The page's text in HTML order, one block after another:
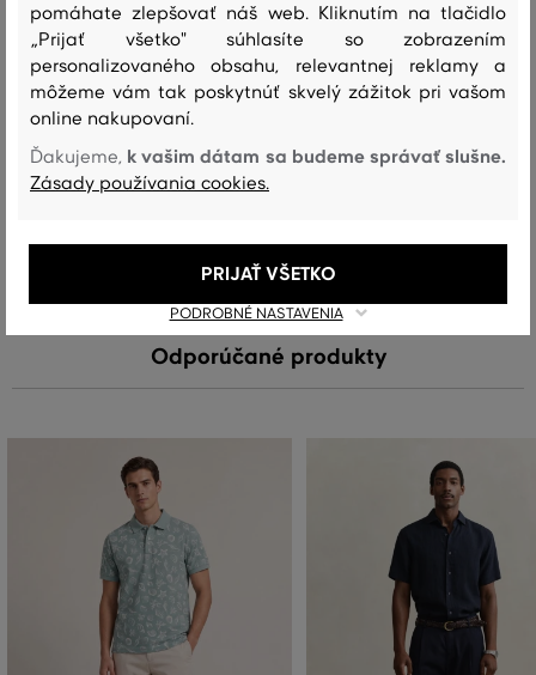
podšívka vrecka
POLYESTER
65 %
BAVLNA
35 %
Starostlivosť
Odporúčané produkty
pomáhate zlepšovať náš web. Kliknutím na tlačidlo
„Prijať všetko" súhlasíte so zobrazením
personalizovaného obsahu, relevantnej reklamy a
môžeme vám tak poskytnúť skvelý zážitok pri vašom
online nakupovaní.
Ďakujeme, k vašim dátam sa budeme správať slušne.
Zásady používania cookies.
PODROBNÉ NASTAVENIA
PRIJAŤ VŠETKO